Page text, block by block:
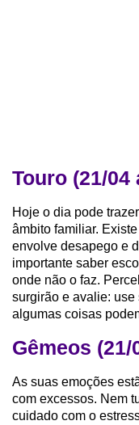
Touro (21/04
Hoje o dia pode
âmbito familiar.
envolve desapego e
importante saber
onde não o faz.
surgirão e avalie:
algumas coisas
Gêmeos (21/
As suas emoções
com excessos. Nem
cuidado com o